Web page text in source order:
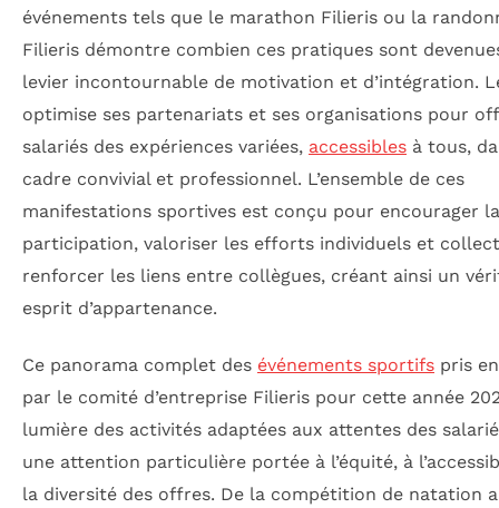
événements tels que le marathon Filieris ou la
Filieris démontre combien ces pratiques sont
levier incontournable de motivation et d’intégration.
optimise ses partenariats et ses organisations pour
salariés des expériences variées, accessibles à tous,
cadre convivial et professionnel. L’ensemble de ces
manifestations sportives est conçu pour encourager la
participation, valoriser les efforts individuels et
renforcer les liens entre collègues, créant ainsi un
esprit d’appartenance.
Ce panorama complet des événements sportifs pris
par le comité d’entreprise Filieris pour cette année
lumière des activités adaptées aux attentes des
une attention particulière portée à l’équité, à
la diversité des offres. De la compétition de natation